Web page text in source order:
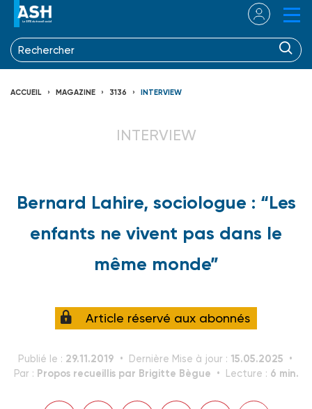
ACCUEIL MAGAZINE 3136 INTERVIEW
INTERVIEW
Bernard Lahire, sociologue : “Les
enfants ne vivent pas dans le
même monde”
Article réservé aux abonnés
Publié le : 29.11.2019 Dernière Mise à jour : 15.05.2025
Par : Propos recueillis par Brigitte Bègue Lecture : 6 min.